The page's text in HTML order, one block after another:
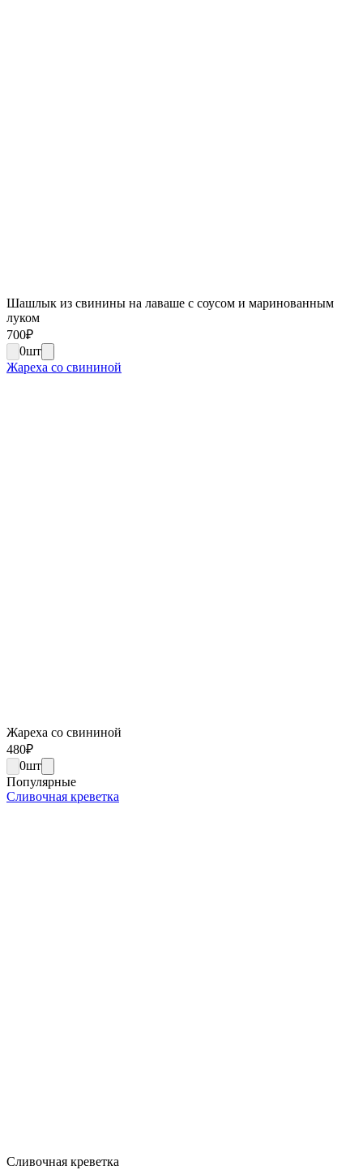
Шашлык из свинины на лаваше с соусом и маринованным
луком
700₽
0шт
Жареха со свининой
Жареха со свининой
480₽
0шт
Популярные
Сливочная креветка
Сливочная креветка